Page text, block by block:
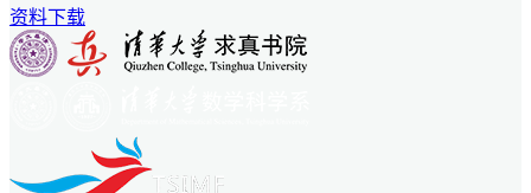
资料下载